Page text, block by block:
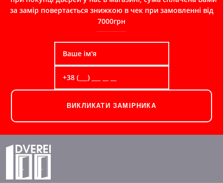
за замір повертається знижкою в чек при замовленні від
7000грн
ВИКЛИКАТИ ЗАМІРНИКА